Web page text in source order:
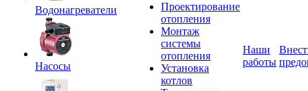
Водонагреватели
Насосы
Проектирование
отопления
Монтаж
системы
отопления
Установка
котлов
Наши
работы